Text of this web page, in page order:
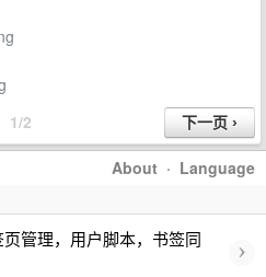
1/2
About · Language
管理，用户脚本，书签同
›